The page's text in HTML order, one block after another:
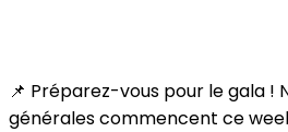
📌 Préparez-vous pour le gala !
générales commencent ce